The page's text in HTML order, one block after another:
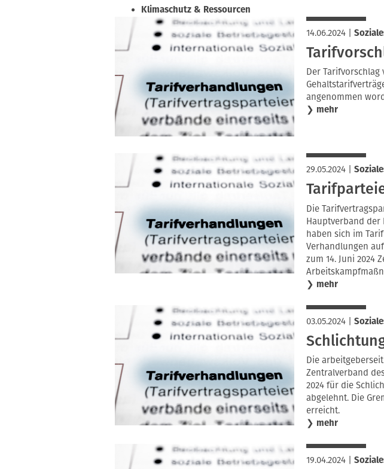
Klimaschutz & Ressourcen
Normen & Fachregeln
Prävention & Arbeitsschutz
Soziales & Tarifpolitik
Verband & Innungen
Interviews
Innung
14.06.2024|
Der Tarifvorschlag
angenommen
❯ mehr
29.05.2024|
Die
Hauptverband der
haben sich im
Verhandlungen
zum 14. Juni 2024
❯ mehr
03.05.2024|
Die
Zentralverband
2024 für die
abgelehnt. Die
erreicht.
❯ mehr
19.04.2024|